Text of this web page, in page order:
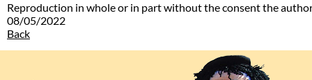
Reproduction in whole or in part without the consent the
08/05/2022
Back